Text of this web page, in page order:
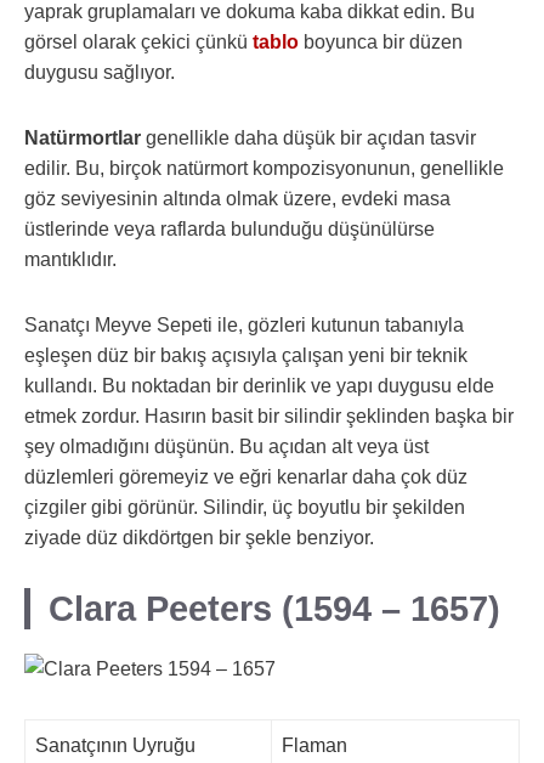
yaprak gruplamaları ve dokuma kaba dikkat edin. Bu
görsel olarak çekici çünkü tablo boyunca bir düzen
duygusu sağlıyor.
Natürmortlar genellikle daha düşük bir açıdan tasvir
edilir. Bu, birçok natürmort kompozisyonunun, genellikle
göz seviyesinin altında olmak üzere, evdeki masa
üstlerinde veya raflarda bulunduğu düşünülürse
mantıklıdır.
Sanatçı Meyve Sepeti ile, gözleri kutunun tabanıyla
eşleşen düz bir bakış açısıyla çalışan yeni bir teknik
kullandı. Bu noktadan bir derinlik ve yapı duygusu elde
etmek zordur. Hasırın basit bir silindir şeklinden başka bir
şey olmadığını düşünün. Bu açıdan alt veya üst
düzlemleri göremeyiz ve eğri kenarlar daha çok düz
çizgiler gibi görünür. Silindir, üç boyutlu bir şekilden
ziyade düz dikdörtgen bir şekle benziyor.
Clara Peeters (1594 – 1657)
Sanatçının Uyruğu Flaman